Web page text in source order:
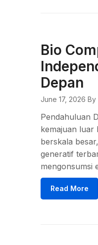
Bio
Depan
June 17, 2026 By
Pendahuluan
kemajuan luar
berskala
generatif
mengonsumsi
Read More